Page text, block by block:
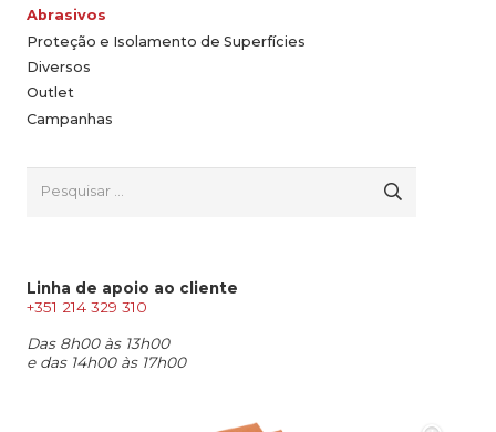
Abrasivos
Proteção e Isolamento de Superfícies
Diversos
Outlet
Campanhas
Linha de apoio ao cliente
+351 214 329 310
Das 8h00 às 13h00
e das 14h00 às 17h00